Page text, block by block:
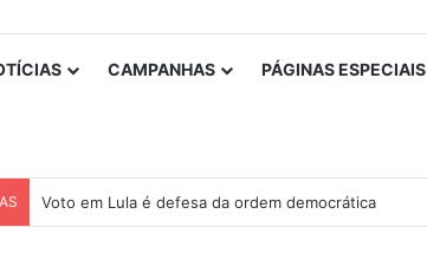
CAMPANHAS PÁGINAS ESPECIAIS
Voto em Lula é defesa da ordem democrática